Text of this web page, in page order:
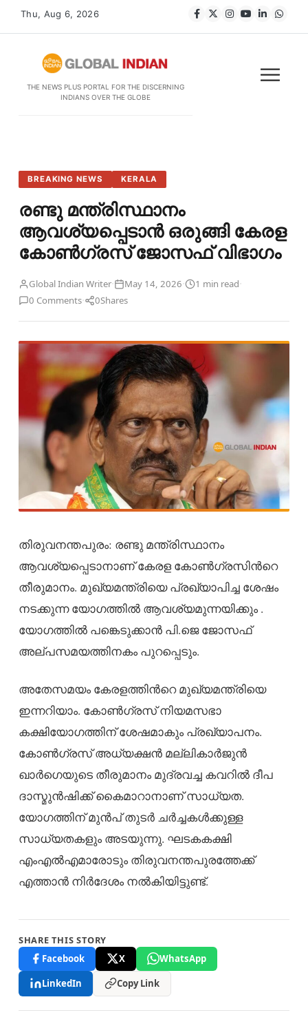
Thu, Aug 6, 2026
THE NEWS PLUS PORTAL FOR THE DISCERNING
INDIANS OVER THE GLOBE
BREAKING NEWS KERALA
രണ്ടു മന്ത്രിസ്ഥാനം
ആവശ്യപ്പെടാൻ ഒരുങ്ങി കേരള
കോൺഗ്രസ് ജോസഫ് വിഭാഗം
Global Indian Writer· May 14, 2026· 1 min read·
0 Comments· 0Shares
തിരുവനന്തപുരം: രണ്ടു മന്ത്രിസ്ഥാനം
ആവശ്യപ്പെടാനാണ് കേരള കോൺഗ്രസിന്‍റെ
തീരുമാനം. മുഖ്യമന്ത്രിയെ പ്രഖ്യാപിച്ച ശേഷം
നടക്കുന്ന യോഗത്തിൽ ആവശ്യമുന്നയിക്കും .
യോഗത്തിൽ പങ്കെടുക്കാൻ പി.ജെ ജോസഫ്
അല്പസമയത്തിനകം പുറപ്പെടും.
അതേസമയം കേരളത്തിന്‍റെ മുഖ്യമന്ത്രിയെ
ഇന്നറിയാം. കോൺഗ്രസ് നിയമസഭാ
കക്ഷിയോഗത്തിന് ശേഷമാകും പ്രഖ്യാപനം.
കോൺഗ്രസ്‌ അധ്യക്ഷൻ മല്ലികാർജുൻ
ഖാർഗെയുടെ തീരുമാനം മുദ്രവച്ച കവറിൽ ദീപ
ദാസ്മുൻഷിക്ക് കൈമാറാനാണ് സാധ്യത.
യോഗത്തിന് മുൻപ് തുടർ ചർച്ചകൾക്കുള്ള
സാധ്യതകളും അടയുന്നു. ഘടകകക്ഷി
എംഎൽഎമാരോടും തിരുവനന്തപുരത്തേക്ക്
എത്താൻ നിർദേശം നൽകിയിട്ടുണ്ട്.
SHARE THIS STORY
Facebook
X
WhatsApp
LinkedIn
Copy Link